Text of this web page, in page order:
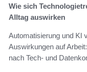
Wie sich
Alltag auswirken
Automatisierung und KI
Auswirkungen auf
nach Tech- und